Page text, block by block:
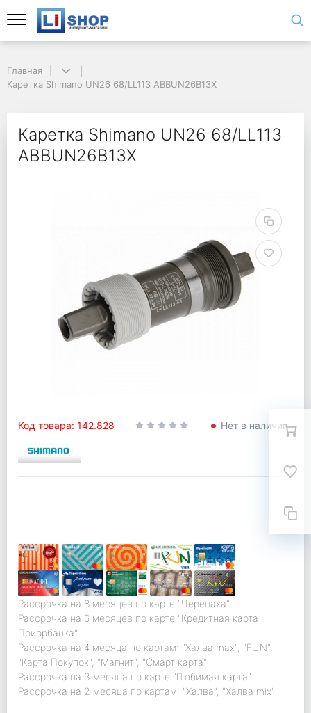
Главная
Каретка Shimano UN26 68/LL113 ABBUN26B13X
Каретка Shimano UN26 68/LL113
ABBUN26B13X
Код товара: 142.828 Нет в наличии
Рассрочка на 8 месяцев по карте "Черепаха"
Рассрочка на 6 месяцев по карте "Кредитная карта
Приорбанка"
Рассрочка на 4 месяца по картам: "Халва max", "FUN",
"Карта Покупок", "Магнит", "Смарт карта"
Рассрочка на 3 месяца по карте "Любимая карта"
Рассрочка на 2 месяца по картам: "Халва", "Халва mix"